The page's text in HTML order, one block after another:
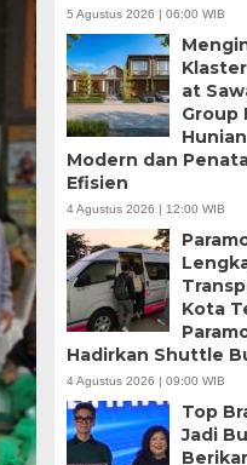
5 Agustus 2026 | 06:00 WIB
at
Group
Modern dan
Efisien
4 Agustus 2026 | 12:00 WIB
Kota
Hadirkan Shuttle
4 Agustus 2026 | 09:00 WIB
Top
Jadi